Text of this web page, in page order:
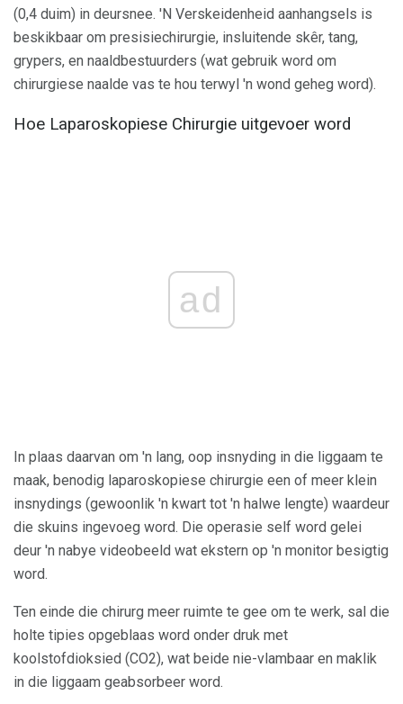
(0,4 duim) in deursnee. 'N Verskeidenheid aanhangsels is
beskikbaar om presisiechirurgie, insluitende skêr, tang,
grypers, en naaldbestuurders (wat gebruik word om
chirurgiese naalde vas te hou terwyl 'n wond geheg word).
Hoe Laparoskopiese Chirurgie uitgevoer word
ad
In plaas daarvan om 'n lang, oop insnyding in die liggaam te
maak, benodig laparoskopiese chirurgie een of meer klein
insnydings (gewoonlik 'n kwart tot 'n halwe lengte) waardeur
die skuins ingevoeg word. Die operasie self word gelei
deur 'n nabye videobeeld wat ekstern op 'n monitor besigtig
word.
Ten einde die chirurg meer ruimte te gee om te werk, sal die
holte tipies opgeblaas word onder druk met
koolstofdioksied (CO2), wat beide nie-vlambaar en maklik
in die liggaam geabsorbeer word.